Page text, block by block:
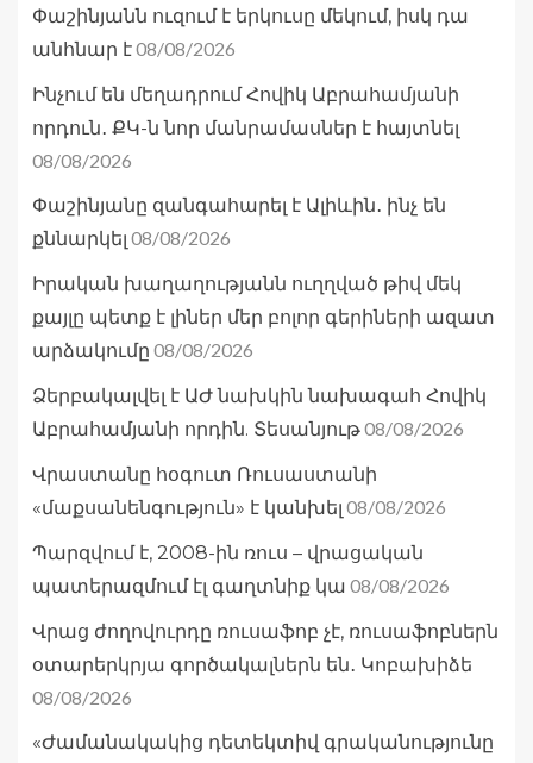
Փաշինյանն ուզում է երկուսը մեկում, իսկ դա
անհնար է08/08/2026
Ինչում են մեղադրում Հովիկ Աբրահամյանի
որդուն․ ՔԿ-ն նոր մանրամասներ է հայտնել
08/08/2026
Փաշինյանը զանգահարել է Ալիևին․ ինչ են
քննարկել 08/08/2026
Իրական խաղաղությանն ուղղված թիվ մեկ
քայլը պետք է լիներ մեր բոլոր գերիների ազատ
արձակումը 08/08/2026
Ձերբակալվել է ԱԺ նախկին նախագահ Հովիկ
Աբրահամյանի որդին. Տեսանյութ08/08/2026
Վրաստանը հօգուտ Ռուսաստանի
«մաքսանենգություն» է կանխել 08/08/2026
Պարզվում է, 2008-ին ռուս – վրացական
պատերազմում էլ գաղտնիք կա 08/08/2026
Վրաց ժողովուրդը ռուսաֆոբ չէ, ռուսաֆոբներն
օտարերկրյա գործակալներն են․ Կոբախիձե
08/08/2026
«Ժամանակակից դետեկտիվ գրականությունը